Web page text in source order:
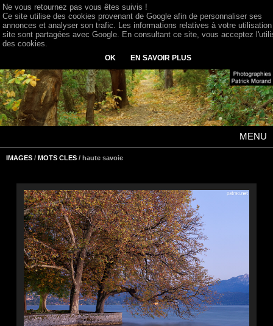
MENU
IMAGES / MOTS CLES / haute savoie
Ne vous retournez pas vous êtes suivis !
Ce site utilise des cookies provenant de Google afin de personnaliser ses
annonces et analyser son trafic. Les informations relatives à votre
site sont partagées avec Google. En consultant ce site, vous acceptez
des cookies.
OK EN SAVOIR PLUS